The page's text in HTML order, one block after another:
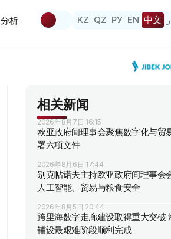
分析 KZ QZ РУ EN 中文
相关新闻
2026年8月7日 16:15
欧亚政府间理事会聚焦数字化与贸
署六项文件
2026年8月6日 17:44
别克帖诺夫主持欧亚政府间理事会
人工智能、贸易与粮食安全
2026年8月5日 20:44
跨里海数字走廊建设取得重大突破
铺设最艰难阶段顺利完成